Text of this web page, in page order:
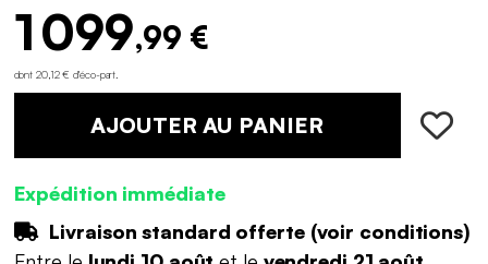
1 099,99 €
dont 20,12 € d'éco-part
AJOUTER AU PANIER
Expédition immédiate
Livraison standard offerte (voir conditions)